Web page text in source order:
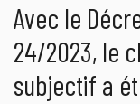
Avec le
24/2023, le
subjectif a